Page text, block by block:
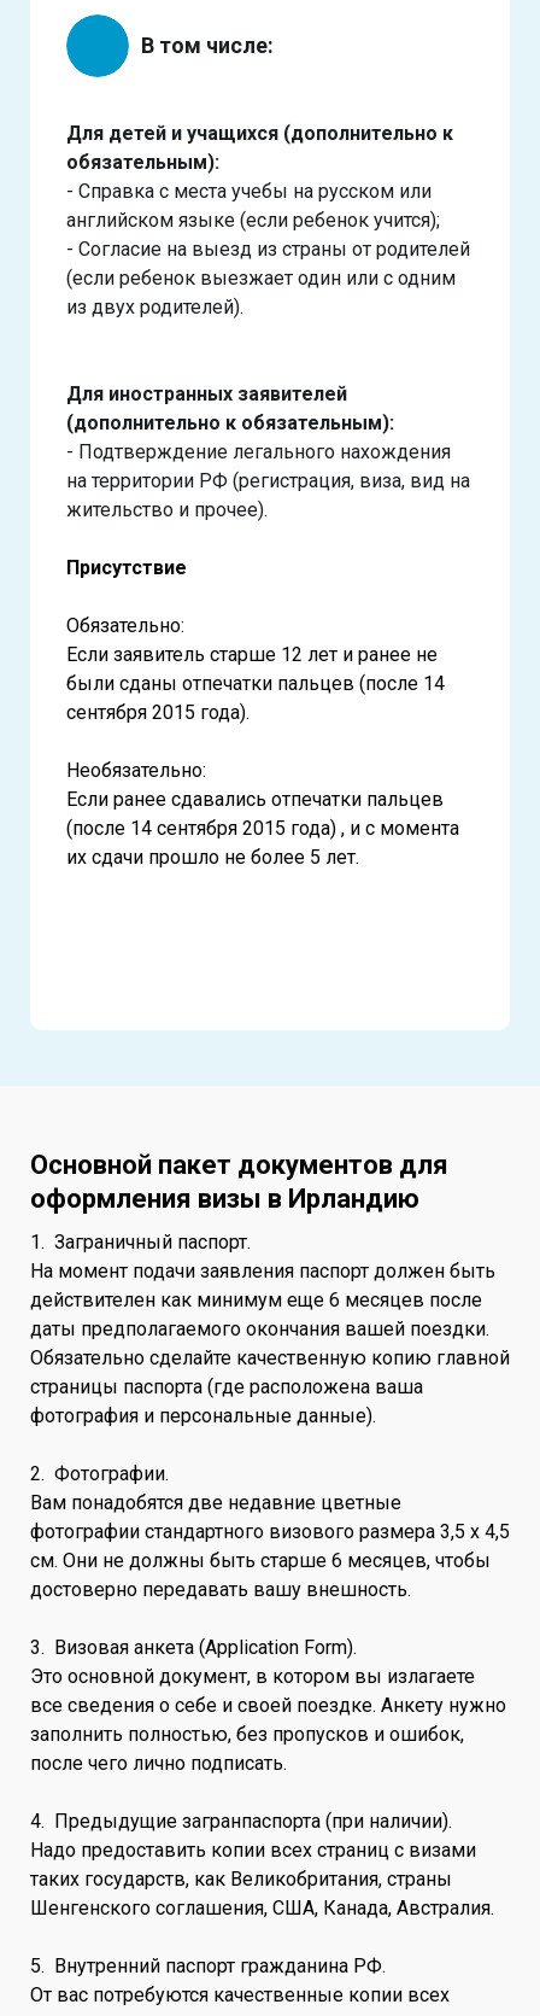
В том числе:
Для детей и учащихся (дополнительно к
обязательным):
- Справка с места учебы на русском или
английском языке (если ребенок учится);
- Согласие на выезд из страны от родителей
(если ребенок выезжает один или с одним
из двух родителей).
Для иностранных заявителей
(дополнительно к обязательным):
- Подтверждение легального нахождения
на территории РФ (регистрация, виза, вид на
жительство и прочее).
Присутствие
Обязательно:
Если заявитель старше 12 лет и ранее не
были сданы отпечатки пальцев (после 14
сентября 2015 года).
Необязательно:
Если ранее сдавались отпечатки пальцев
(после 14 сентября 2015 года) , и с момента
их сдачи прошло не более 5 лет.
Основной пакет документов для
оформления визы в Ирландию
1. Заграничный паспорт.
На момент подачи заявления паспорт должен быть
действителен как минимум еще 6 месяцев после
даты предполагаемого окончания вашей поездки.
Обязательно сделайте качественную копию главной
страницы паспорта (где расположена ваша
фотография и персональные данные).
2. Фотографии.
Вам понадобятся две недавние цветные
фотографии стандартного визового размера 3,5 х 4,5
см. Они не должны быть старше 6 месяцев, чтобы
достоверно передавать вашу внешность.
3. Визовая анкета (Application Form).
Это основной документ, в котором вы излагаете
все сведения о себе и своей поездке. Анкету нужно
заполнить полностью, без пропусков и ошибок,
после чего лично подписать.
4. Предыдущие загранпаспорта (при наличии).
Надо предоставить копии всех страниц с визами
таких государств, как Великобритания, страны
Шенгенского соглашения, США, Канада, Австралия.
5. Внутренний паспорт гражданина РФ.
От вас потребуются качественные копии всех